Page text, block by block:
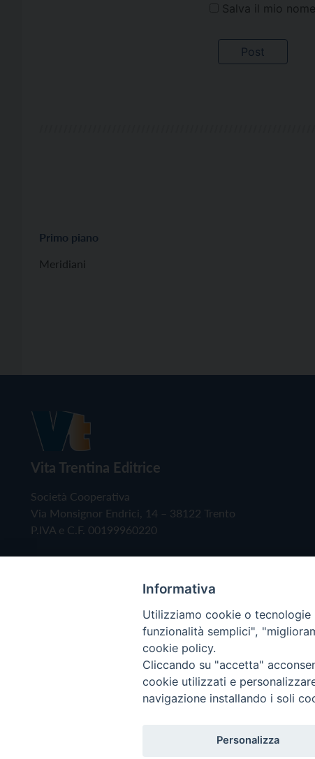
Salva il mio
Primo piano
Meridiani
Vita Trentina Editrice
Società Cooperativa
Via Monsignor Endrici, 14 – 38122 Trento
P.IVA e C.F. 00199960220
Copyright © 2019 - Tutti i diritti riservati - Vita
Informativa
Utilizziamo cookie o
funzionalità semplici",
cookie policy.
Cliccando su "accetta"
cookie utilizzati e
navigazione installando i soli
Personalizza